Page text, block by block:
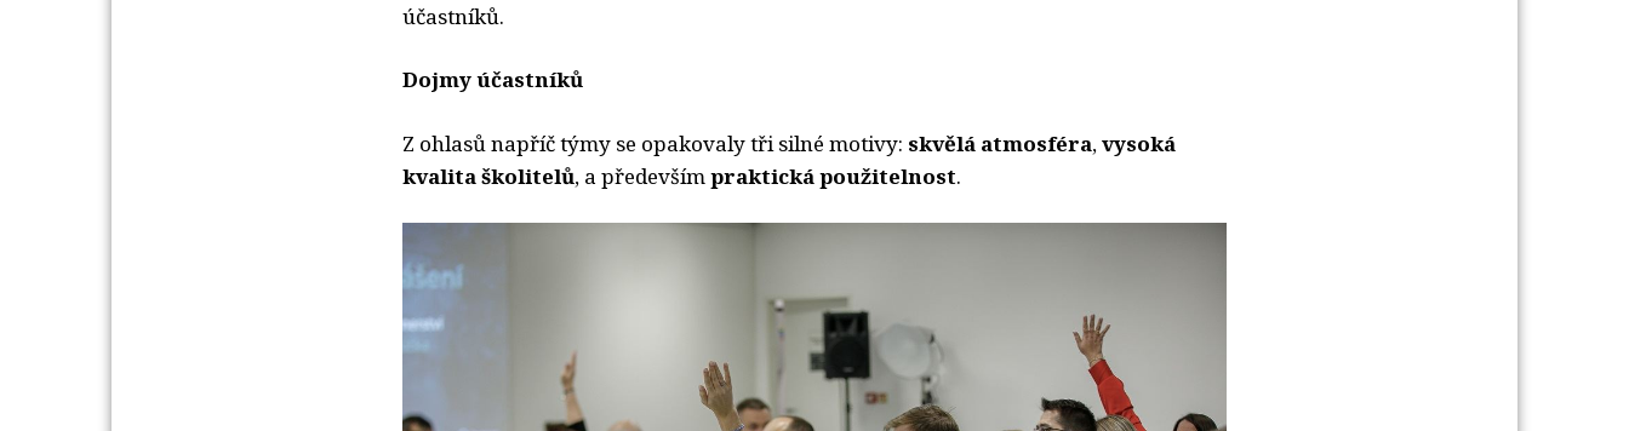
účastníků.
Dojmy účastníků
Z ohlasů napříč týmy se opakovaly tři silné motivy: skvělá atmosféra,vysoká
kvalita školitelů, a předevšímpraktická použitelnost.